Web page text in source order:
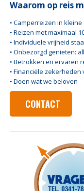
Waarom op reis
• Camperreizen in kleine
• Reizen met maximaal
• Individuele vrijheid
• Onbezorgd genieten:
• Betrokken en ervaren
• Financiële
• Doen wat we beloven
CONTACT